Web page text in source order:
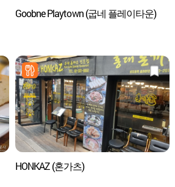
Goobne Playtown (굽네 플레이타운)
HONKAZ (혼가츠)